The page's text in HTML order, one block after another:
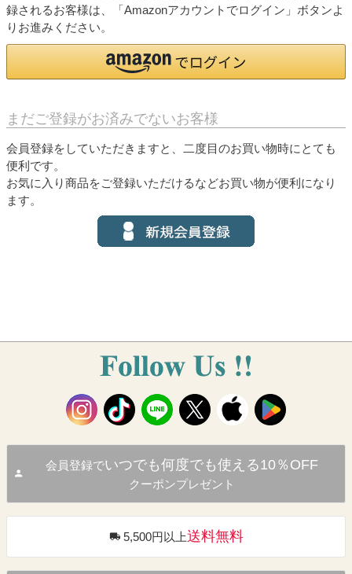
録されるお客様は、「Amazonアカウントでログイン」ボタンよ
りお進みください。
まだご登録がお済みでないお客様
会員登録をしていただきますと、二度目のお買い物時にとても
便利です。
お気に入り商品をご登録いただけるなどお買い物が便利になり
ます。
会員登録でいつでも何度でも使える10％OFF
クーポンプレゼント
5,500円以上送料無料